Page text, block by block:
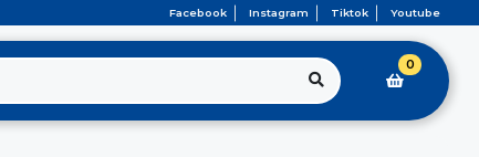
Facebook Instagram Tiktok Youtube
0